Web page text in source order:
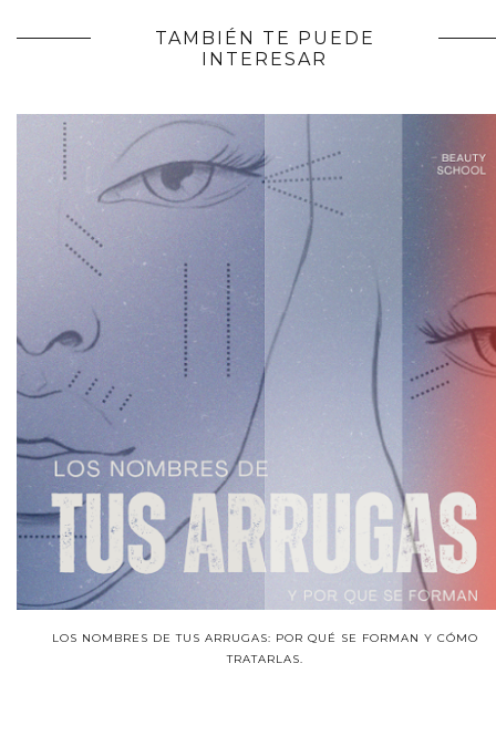
TAMBIÉN TE PUEDE
INTERESAR
LOS NOMBRES DE TUS ARRUGAS: POR QUÉ SE FORMAN Y CÓMO
TRATARLAS.